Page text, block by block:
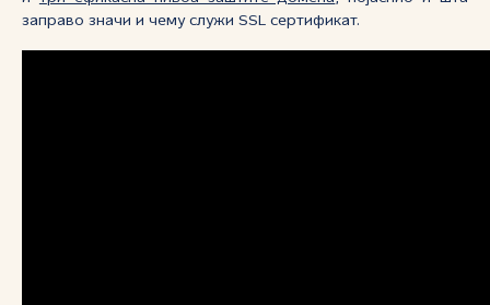
заправо значи и чему служи SSL сертификат.